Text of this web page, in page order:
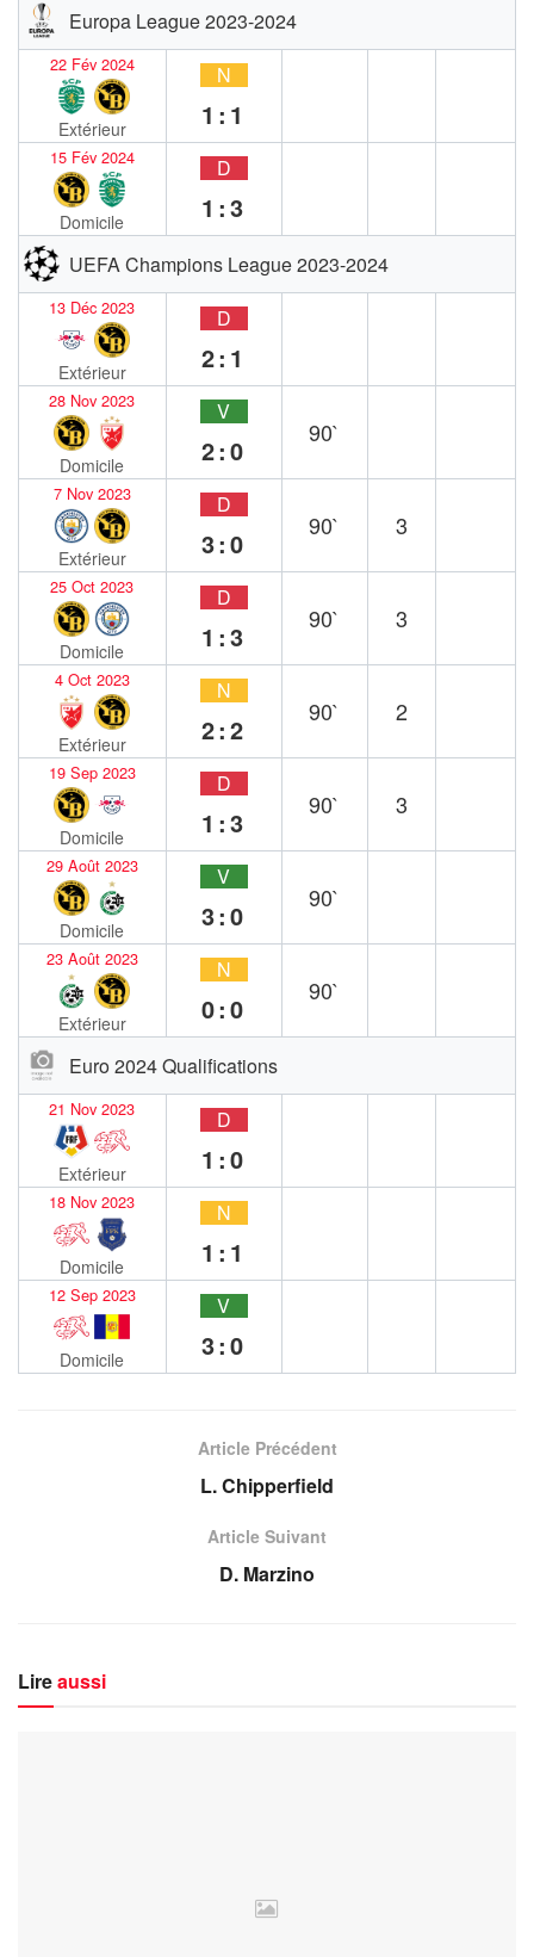
Europa League 2023-2024
22 Fév 2024
Extérieur
N
1:1
15 Fév 2024
Domicile
D
1:3
UEFA Champions League 2023-2024
13 Déc 2023
Extérieur
D
2:1
28 Nov 2023
Domicile
V
2:0
90`
7 Nov 2023
Extérieur
D
3:0
90` 3
25 Oct 2023
Domicile
D
1:3
90` 3
4 Oct 2023
Extérieur
N
2:2
90` 2
19 Sep 2023
Domicile
D
1:3
90` 3
29 Août 2023
Domicile
V
3:0
90`
23 Août 2023
Extérieur
N
0:0
90`
Euro 2024 Qualifications
21 Nov 2023
Extérieur
D
1:0
18 Nov 2023
Domicile
N
1:1
12 Sep 2023
Domicile
V
3:0
Article Précédent
L. Chipperfield
Article Suivant
D. Marzino
Lireaussi